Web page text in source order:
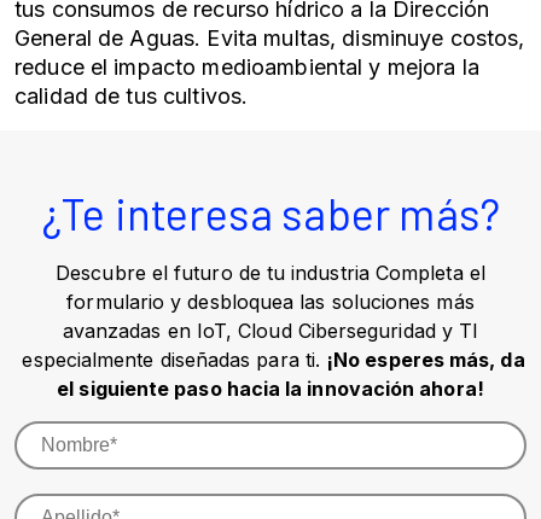
tus consumos de recurso hídrico a la Dirección
General de Aguas. Evita multas, disminuye costos,
reduce el impacto medioambiental y mejora la
calidad de tus cultivos.
¿Te interesa saber más?
Descubre el futuro de tu industria Completa el
formulario y desbloquea las soluciones más
avanzadas en IoT, Cloud Ciberseguridad y TI
especialmente diseñadas para ti. ¡No esperes más, da
el siguiente paso hacia la innovación ahora!